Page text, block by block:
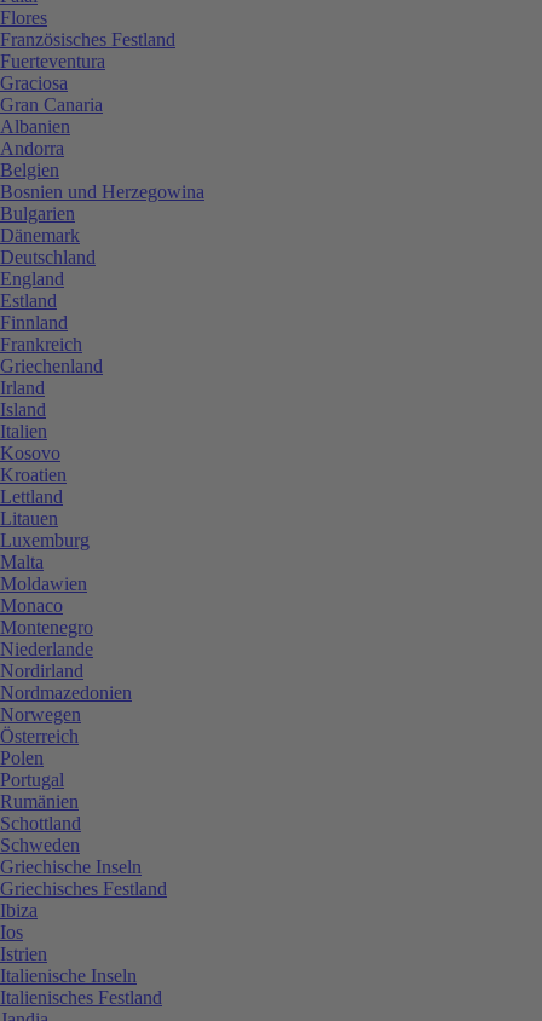
Flores
Französisches Festland
Fuerteventura
Graciosa
Gran Canaria
Albanien
Andorra
Belgien
Bosnien und Herzegowina
Bulgarien
Dänemark
Deutschland
England
Estland
Finnland
Frankreich
Griechenland
Irland
Island
Italien
Kosovo
Kroatien
Lettland
Litauen
Luxemburg
Malta
Moldawien
Monaco
Montenegro
Niederlande
Nordirland
Nordmazedonien
Norwegen
Österreich
Polen
Portugal
Rumänien
Schottland
Schweden
Griechische Inseln
Griechisches Festland
Ibiza
Ios
Istrien
Italienische Inseln
Italienisches Festland